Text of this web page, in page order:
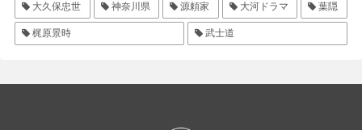
大久保忠世 神奈川県 源頼家 大河ドラマ 葉隠
梶原景時 武士道